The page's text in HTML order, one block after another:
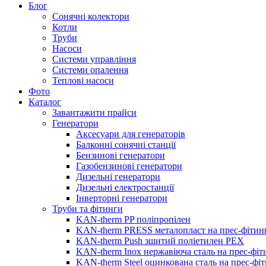
Блог
Сонячні колектори
Котли
Труби
Насоси
Системи управління
Системи опалення
Теплові насоси
Фото
Каталог
Завантажити прайси
Генератори
Аксесуари для генераторів
Балконні сонячні станції
Бензинові генератори
Газобензинові генератори
Дизельні генератори
Дизельні електростанції
Інверторні генератори
Труби та фітинги
KAN-therm PP поліпропілен
KAN-therm PRESS металопласт на прес-
KAN-therm Push зшитий поліетилен PEX
KAN-therm Inox нержавіюча сталь на прес-
KAN-therm Steel оцинкована сталь на прес-